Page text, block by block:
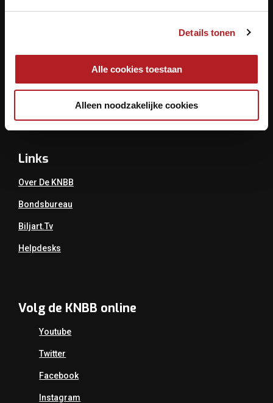
Details tonen
Alle cookies toestaan
Alleen noodzakelijke cookies
Tel.: 030 - 6008400
info@knbb.nl
Links
Over De KNBB
Bondsbureau
Biljart.tv
Helpdesks
Volg de KNBB online
Youtube
Twitter
Facebook
Instagram